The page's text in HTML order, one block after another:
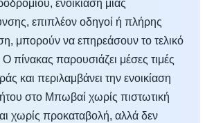
ενοικίαση μίας
επιπλέον οδηγοί ή πλήρης
μπορούν να επηρεάσουν το τελικό
πίνακας παρουσιάζει μέσες τιμές
και περιλαμβάνει την ενοικίαση
στο Μπωβαί χωρίς πιστωτική
χωρίς προκαταβολή, αλλά δεν